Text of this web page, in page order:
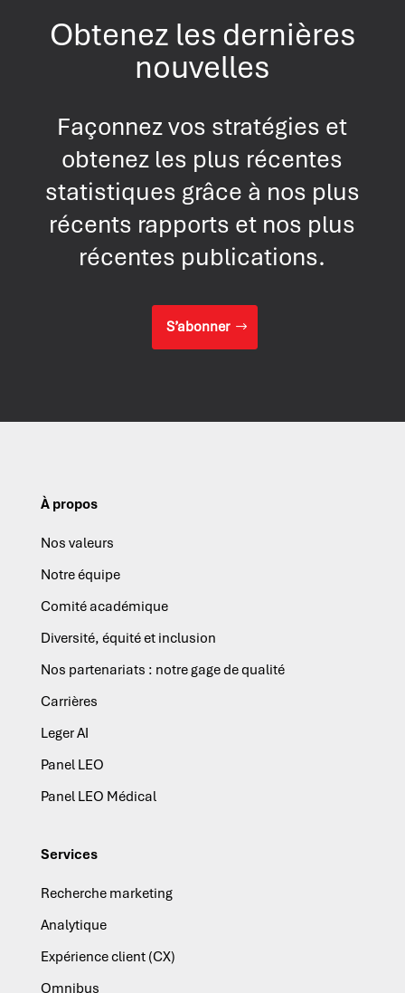
Obtenez les dernières
nouvelles
Façonnez vos stratégies et
obtenez les plus récentes
statistiques grâce à nos plus
récents rapports et nos plus
récentes publications.
S’abonner
À propos
Nos valeurs
Notre équipe
Comité académique
Diversité, équité et inclusion
Nos partenariats : notre gage de qualité
Carrières
Leger AI
Panel LEO
Panel LEO Médical
Services
Recherche marketing
Analytique
Expérience client (CX)
Omnibus